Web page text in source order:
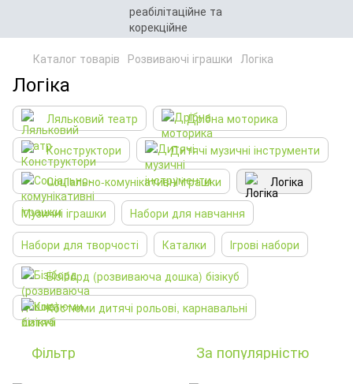
Каталог товарів Розвиваючі іграшки Логіка
Логіка
Ляльковий театр
Дрібна моторика
Конструктори
Дитячі музичні інструменти
Соціально-комунікативні іграшки
Логіка
Музичні іграшки
Набори для навчання
Набори для творчості
Каталки
Ігрові набори
Бізіборд (розвиваюча дошка) бізікуб
Костюми дитячі рольові, карнавальні
Фільтр За популярністю